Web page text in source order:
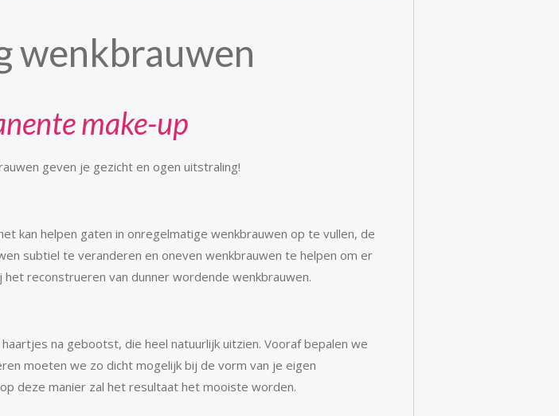
wenkbrauwen
make-up
geven je gezicht en ogen uitstraling!
kan helpen gaten in onregelmatige wenkbrauwen op te vullen, de
subtiel te veranderen en oneven wenkbrauwen te helpen om er
reconstrueren van dunner wordende wenkbrauwen.
na gebootst, die heel natuurlijk uitzien. Vooraf bepalen we
moeten we zo dicht mogelijk bij de vorm van je eigen
deze manier zal het resultaat het mooiste worden.